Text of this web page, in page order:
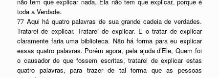
toda a Verdade.
77 Aqui há quatro palavras de sua grande cadeia de verdades.
Tratarei de explicar. Tratarei de explicar. E o tratar de explicar
claramente faria uma biblioteca. Não há forma para eu explicar
essas quatro palavras. Porém agora, pela ajuda d’Ele, Quem foi
o causador de que fossem escritas, tratarei de explicar estas
quatro palavras, para trazer de tal forma que as pessoas